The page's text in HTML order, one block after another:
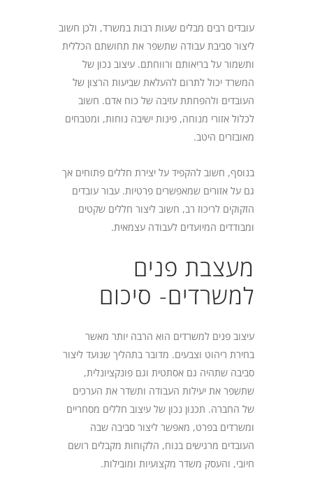
עובדים רבים מבלים שעות רבות במשרד, ולכן חשוב
ליצור סביבת עבודה שתשפר את תחושתם הכללית
ותשמור על בריאותם ורווחתם. עיצוב נכון של
המשרד יכול לתרום להעלאת שביעות הרצון של
העובדים ולהפחתת עזיבה של כוח אדם. חשוב
לכלול אזורי מנוחה, פינות ישיבה נוחות, ומטבחים
מאובזרים היטב.
בנוסף, חשוב להקפיד על יצירת חללים פתוחים אך
גם על אזורים שמאפשרים פרטיות. עבור עובדים
הזקוקים לריכוז רב, חשוב ליצור חללים שקטים
ומבודדים המיועדים לעבודה עצמאית.
מעצבת פנים
למשרדים- סיכום
עיצוב פנים למשרדים הוא הרבה יותר מאשר
בחירת ריהוט וצבעים. מדובר בתהליך שנועד ליצור
סביבה שתהיה גם אסתטית וגם פונקציונלית,
שתשפר את יעילות העבודה ותשדר את הערכים
של החברה. תכנון נכון של עיצוב חללים מסחריים
ומשרדים בפרט, מאפשר ליצור סביבה שבה
העובדים מרגישים בנוח, הלקוחות מקבלים רושם
חיובי, והעסק משדר מקצועיות ומובילות.